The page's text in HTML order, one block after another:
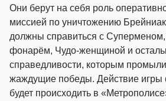
Они берут на себя роль
миссией по уничтожению
должны справиться с
фонарём, Чудо-женщиной и
справедливости, которым
жаждущие победы. Действие игры
будет происходить в